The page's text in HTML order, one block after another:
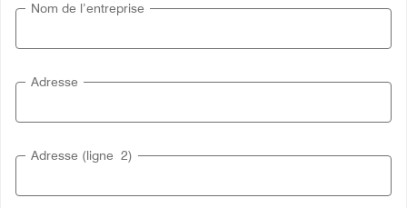
Nom de l’entreprise
Adresse
Adresse (ligne 2)